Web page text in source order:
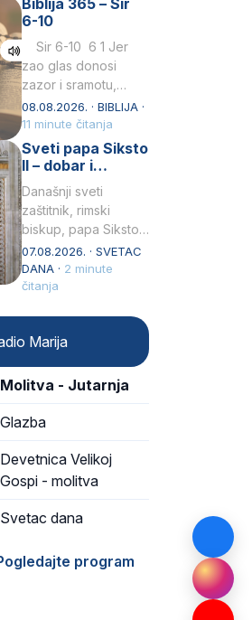
Praedicatorum – OP).
Svojim životom,
dubokom ljubavlju
prema Kristu…
Biblija 365 – Sir
6-10
Sir 6-10 6 1 Jer
zao glas donosi
zazor i sramotu,
kako to biva
grešniku
licemjernom.2 Ne
predaj se u…
08.08.2026. · BIBLIJA ·
11 minute čitanja
Sveti papa Siksto
II – dobar i
miroljubiv pastir
Današnji sveti
zaštitnik, rimski
biskup, papa Siksto
(Sixtus) II, prema
knjizi Liber
Pontificalis bio je
Obnovio je odnose s
afričkim…
07.08.2026. · SVETAC
DANA · 2 minute
čitanja
Marija
Molitva - Jutarnja
Glazba
Devetnica Velikoj
Gospi - molitva
Svetac dana
program